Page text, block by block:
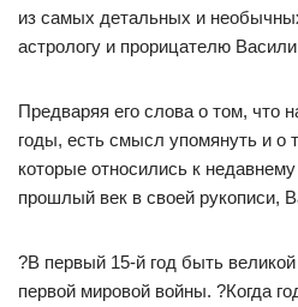
из самых детальных и
астрологу и прорицателю
Предваряя его слова о том, что
годы, есть смысл упомянуть и о
которые относились к
прошлый век в своей рукописи,
?В первый 15-й год быть великой
первой мировой войны. ?Когда